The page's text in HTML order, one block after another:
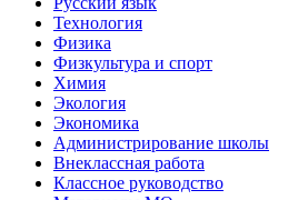
Технология
Физика
Физкультура и спорт
Химия
Экология
Экономика
Администрирование школы
Внеклассная работа
Классное руководство